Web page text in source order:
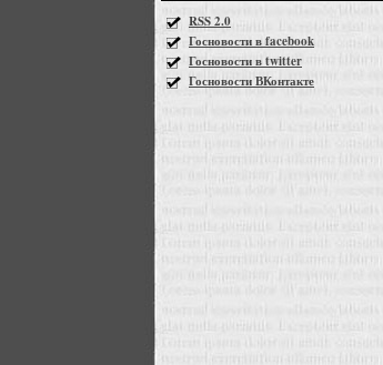
RSS 2.0
Госновости в facebook
Госновости в twitter
Госновости ВКонтакте